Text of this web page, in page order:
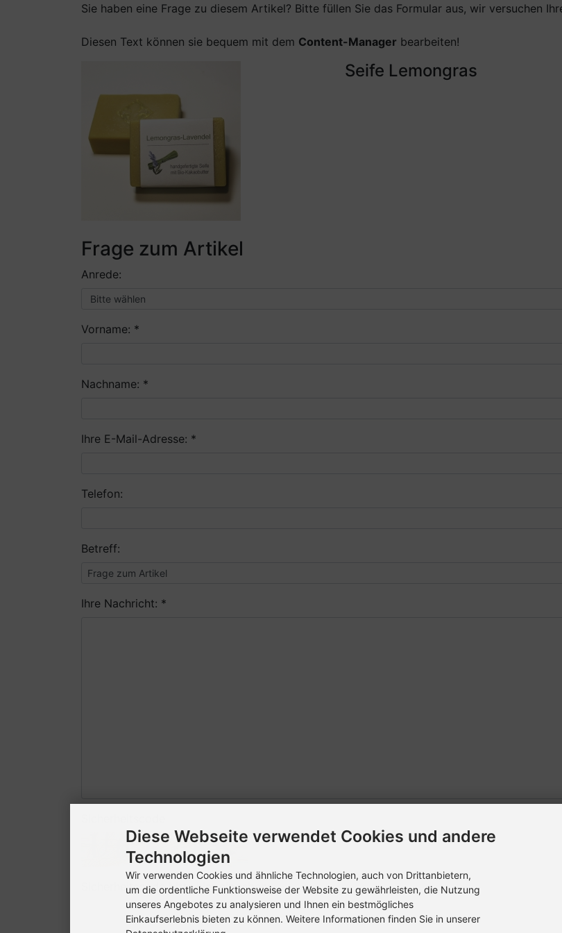
Sie haben eine Frage zu diesem Artikel? Bitte füllen Sie das Formular aus, wir versuchen
Diesen Text können sie bequem mit dem Content-Manager bearbeiten!
Seife Lemongras
Frage zum Artikel
Anrede:
Vorname: *
Nachname: *
Ihre E-Mail-Adresse: *
Telefon:
Betreff:
Ihre Nachricht: *
Sicherheitscode bitte hier eingeben:
Diese Webseite verwendet Cookies und andere
Technologien
Wir verwenden Cookies und ähnliche Technologien, auch von Drittanbietern,
um die ordentliche Funktionsweise der Website zu gewährleisten, die Nutzung
unseres Angebotes zu analysieren und Ihnen ein bestmögliches
Einkaufserlebnis bieten zu können. Weitere Informationen finden Sie in unserer